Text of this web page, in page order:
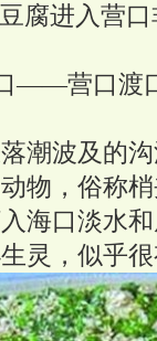
腐进入营
营口渡
波及的沟
物，俗称
海口淡水
灵，似乎